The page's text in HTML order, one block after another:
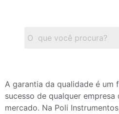
A garantia da qualidade é um
sucesso de qualquer
mercado. Na Poli